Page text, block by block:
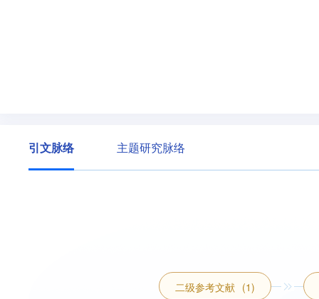
引文脉络 主题研究脉络
二级参考文献 (1)